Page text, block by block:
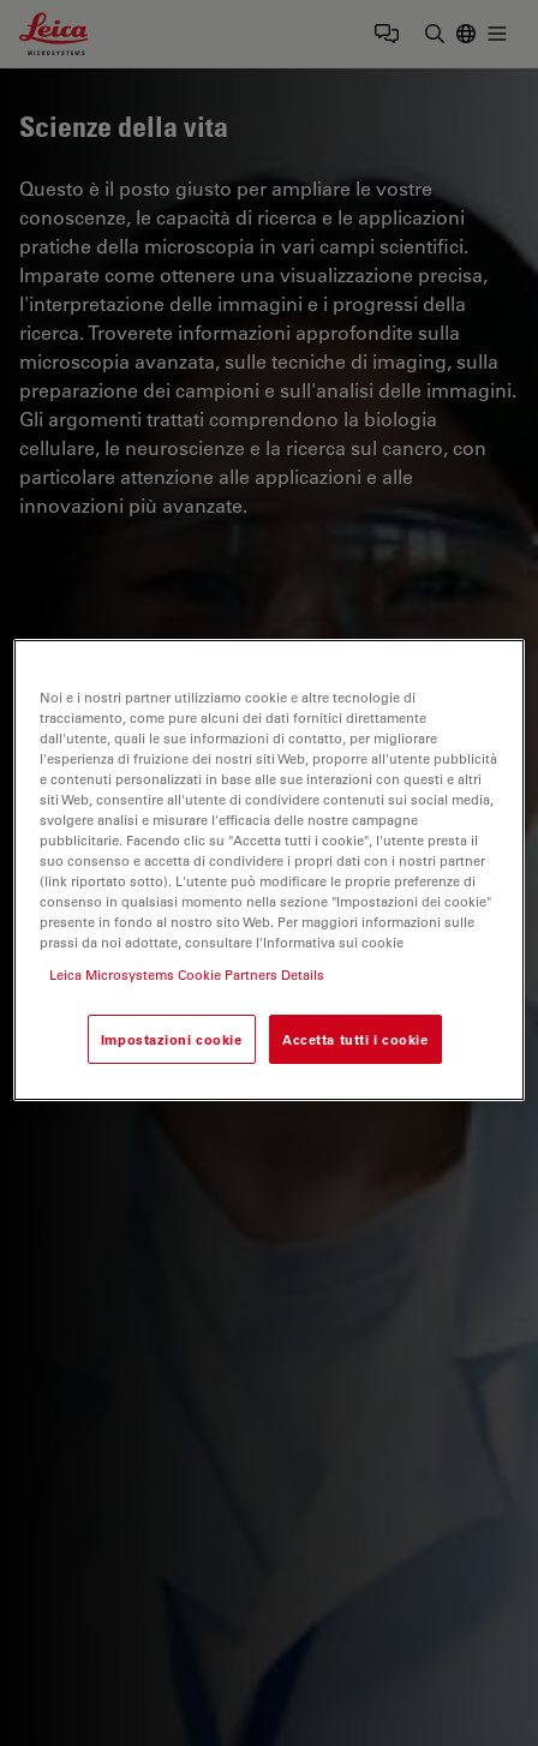
Leica Microsystems Logo
Scienze della vita
Questo è il posto giusto per ampliare le vostre
conoscenze, le capacità di ricerca e le applicazioni
pratiche della microscopia in vari campi scientifici.
Imparate come ottenere una visualizzazione precisa,
l'interpretazione delle immagini e i progressi della
ricerca. Troverete informazioni approfondite sulla
microscopia avanzata, sulle tecniche di imaging, sulla
preparazione dei campioni e sull'analisi delle immagini.
Gli argomenti trattati comprendono la biologia
cellulare, le neuroscienze e la ricerca sul cancro, con
particolare attenzione alle applicazioni e alle
innovazioni più avanzate.
Noi e i nostri partner utilizziamo cookie e altre tecnologie di
tracciamento, come pure alcuni dei dati fornitici direttamente
dall'utente, quali le sue informazioni di contatto, per migliorare
l'esperienza di fruizione dei nostri siti Web, proporre all'utente pubblicità
e contenuti personalizzati in base alle sue interazioni con questi e altri
siti Web, consentire all'utente di condividere contenuti sui social media,
svolgere analisi e misurare l'efficacia delle nostre campagne
pubblicitarie. Facendo clic su "Accetta tutti i cookie", l'utente presta il
suo consenso e accetta di condividere i propri dati con i nostri partner
(link riportato sotto). L'utente può modificare le proprie preferenze di
consenso in qualsiasi momento nella sezione "Impostazioni dei cookie"
presente in fondo al nostro sito Web. Per maggiori informazioni sulle
prassi da noi adottate, consultare l'Informativa sui cookie
Leica Microsystems Cookie Partners Details
Impostazioni cookie Accetta tutti i cookie